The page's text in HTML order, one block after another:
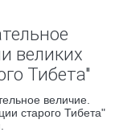
великих
Тибета"
величие.
старого Тибета"